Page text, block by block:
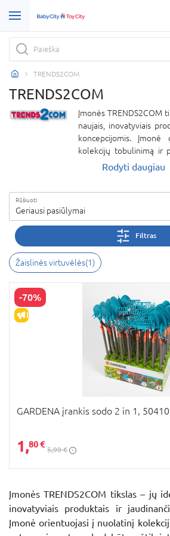
TRENDS2COM
TRENDS2COM
Įmonės TRENDS2COM
naujais, inovatyviais
koncepcijomis.
kolekcijų tobulinimą ir
kad būtų užtikrinta
Rodyti daugiau
Rūšiuoti
Geriausi pasiūlymai
Filtras
Žaislinės virtuvėlės(1)
-70%
IŠPARDAVIMAS
GARDENA įrankis sodo 2 in 1, 50410
1,80 €
5,99 €
Įmonės TRENDS2COM tikslas – jų
inovatyviais produktais ir
Įmonė orientuojasi į nuolatinį